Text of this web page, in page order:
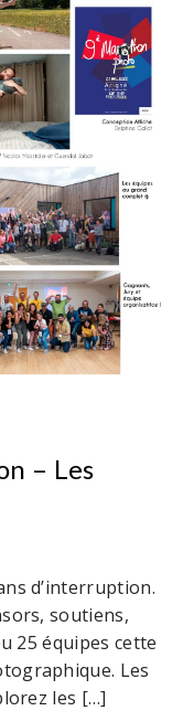
– Les
d’interruption.
soutiens,
25 équipes cette
Les
les […]